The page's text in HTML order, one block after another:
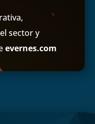
sector y
evernes.com